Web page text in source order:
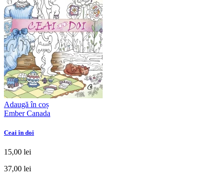
Adaugă în coș
Ember Canada
Ceai în doi
15,00 lei
37,00 lei